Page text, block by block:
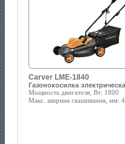
Carver LME-1840
Газонокосилка
Мощность двигателя, Вт: 1800
Макс. ширина скашивания, мм: